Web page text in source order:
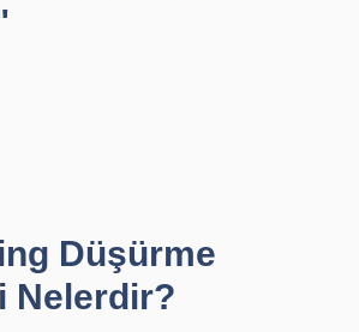
Düşürme
Nelerdir?